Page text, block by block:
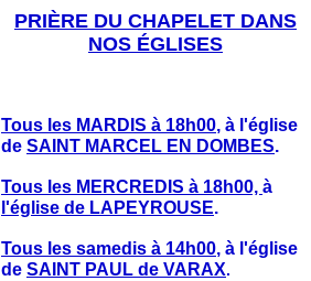
PRIÈRE DU CHAPELET DANS
NOS ÉGLISES
Tous les MARDIS à 18h00, à l'église
de SAINT MARCEL EN DOMBES.
Tous les MERCREDIS à 18h00, à
l'église de LAPEYROUSE.
Tous les samedis à 14h00, à l'église
de SAINT PAUL de VARAX.